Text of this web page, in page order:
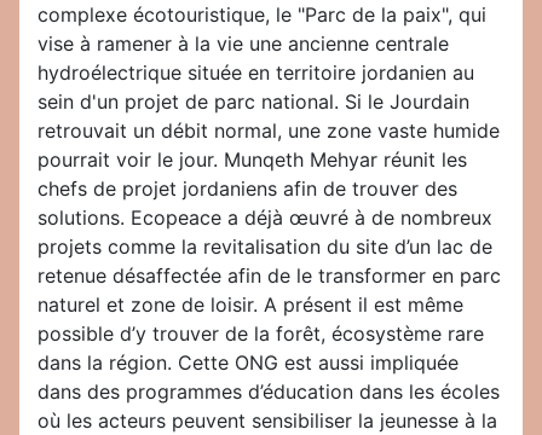
complexe écotouristique, le "Parc de la paix", qui
vise à ramener à la vie une ancienne centrale
hydroélectrique située en territoire jordanien au
sein d'un projet de parc national. Si le Jourdain
retrouvait un débit normal, une zone vaste humide
pourrait voir le jour. Munqeth Mehyar réunit les
chefs de projet jordaniens afin de trouver des
solutions. Ecopeace a déjà œuvré à de nombreux
projets comme la revitalisation du site d’un lac de
retenue désaffectée afin de le transformer en parc
naturel et zone de loisir. A présent il est même
possible d’y trouver de la forêt, écosystème rare
dans la région. Cette ONG est aussi impliquée
dans des programmes d’éducation dans les écoles
où les acteurs peuvent sensibiliser la jeunesse à la